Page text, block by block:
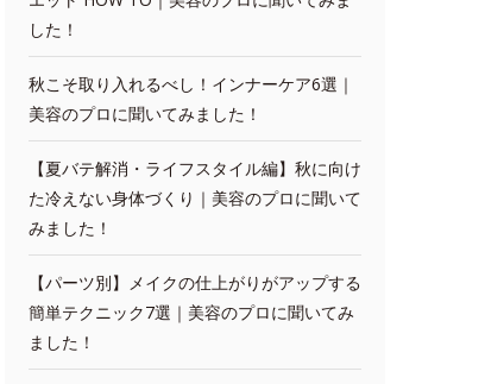
した！
秋こそ取り入れるべし！インナーケア6選｜
美容のプロに聞いてみました！
【夏バテ解消・ライフスタイル編】秋に向け
た冷えない身体づくり｜美容のプロに聞いて
みました！
【パーツ別】メイクの仕上がりがアップする
簡単テクニック7選｜美容のプロに聞いてみ
ました！